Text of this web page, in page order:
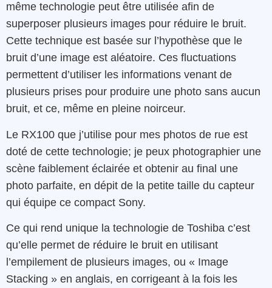
même technologie peut être utilisée afin de
superposer plusieurs images pour réduire le bruit.
Cette technique est basée sur l’hypothèse que le
bruit d’une image est aléatoire. Ces fluctuations
permettent d’utiliser les informations venant de
plusieurs prises pour produire une photo sans aucun
bruit, et ce, même en pleine noirceur.
Le RX100 que j’utilise pour mes photos de rue est
doté de cette technologie; je peux photographier une
scène faiblement éclairée et obtenir au final une
photo parfaite, en dépit de la petite taille du capteur
qui équipe ce compact Sony.
Ce qui rend unique la technologie de Toshiba c’est
qu’elle permet de réduire le bruit en utilisant
l’empilement de plusieurs images, ou « Image
Stacking » en anglais, en corrigeant à la fois les